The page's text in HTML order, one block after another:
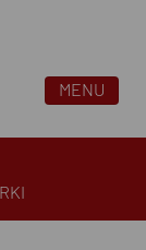
MENU
RKI